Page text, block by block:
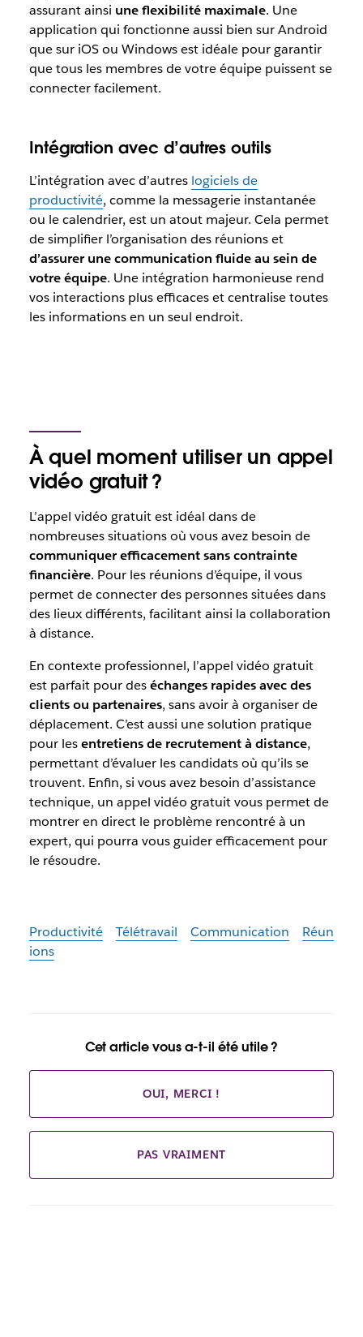
assurant ainsi une flexibilité maximale. Une
application qui fonctionne aussi bien sur Android
que sur iOS ou Windows est idéale pour garantir
que tous les membres de votre équipe puissent se
connecter facilement.
Intégration avec d’autres outils
L’intégration avec d’autres logiciels de
productivité, comme la messagerie instantanée
ou le calendrier, est un atout majeur. Cela permet
de simplifier l’organisation des réunions et
d’assurer une communication fluide au sein de
votre équipe. Une intégration harmonieuse rend
vos interactions plus efficaces et centralise toutes
les informations en un seul endroit.
À quel moment utiliser un appel
vidéo gratuit ?
L’appel vidéo gratuit est idéal dans de
nombreuses situations où vous avez besoin de
communiquer efficacement sans contrainte
financière. Pour les réunions d’équipe, il vous
permet de connecter des personnes situées dans
des lieux différents, facilitant ainsi la collaboration
à distance.
En contexte professionnel, l’appel vidéo gratuit
est parfait pour deséchanges rapides avec des
clients ou partenaires, sans avoir à organiser de
déplacement. C’est aussi une solution pratique
pour lesentretiens de recrutement à distance,
permettant d’évaluer les candidats où qu’ils se
trouvent. Enfin, si vous avez besoin d’assistance
technique, un appel vidéo gratuit vous permet de
montrer en direct le problème rencontré à un
expert, qui pourra vous guider efficacement pour
le résoudre.
Productivité Télétravail Communication
Réun
ions
Cet article vous a-t-il été utile ?
OUI, MERCI !
PAS VRAIMENT